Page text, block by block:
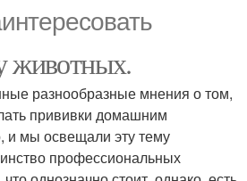
животных.
разнообразные мнения о том,
прививки домашним
и мы освещали эту тему
профессиональных